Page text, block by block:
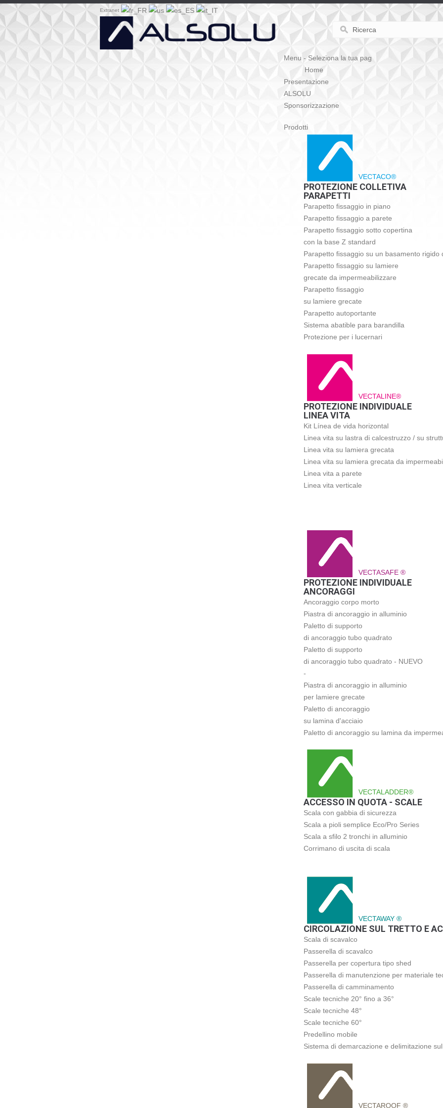
Extranet
Menu - Seleziona la tua pag
Home
Presentazione
ALSOLU
Sponsorizzazione
Prodotti
VECTACO®
PROTEZIONE COLLETIVA
PARAPETTI
Parapetto fissaggio in piano
Parapetto fissaggio a parete
Parapetto fissaggio sotto copertina
con la base Z standard
Parapetto fissaggio su un basamento
Parapetto fissaggio su lamiere
grecate da impermeabilizzare
Parapetto fissaggio
su lamiere grecate
Parapetto autoportante
Sistema abatible para barandilla
Protezione per i lucernari
VECTALINE®
PROTEZIONE INDIVIDUALE
LINEA VITA
Kit Línea de vida horizontal
Linea vita su lastra di calcestruzzo / su
Linea vita su lamiera grecata
Linea vita su lamiera grecata da
Linea vita a parete
Linea vita verticale
VECTASAFE ®
PROTEZIONE INDIVIDUALE
ANCORAGGI
Ancoraggio corpo morto
Piastra di ancoraggio in alluminio
Paletto di supporto
di ancoraggio tubo quadrato
Paletto di supporto
di ancoraggio tubo quadrato - NUEVO
-
Piastra di ancoraggio in alluminio
per lamiere grecate
Paletto di ancoraggio
su lamina d'acciaio
Paletto di ancoraggio su lamina da
VECTALADDER®
ACCESSO IN QUOTA - SCALE
Scala con gabbia di sicurezza
Scala a pioli semplice Eco/Pro Series
Scala a sfilo 2 tronchi in alluminio
Corrimano di uscita di scala
VECTAWAY ®
CIRCOLAZIONE SUL TRETTO E
Scala di scavalco
Passerella di scavalco
Passerella per copertura tipo shed
Passerella di manutenzione per materiale
Passerella di camminamento
Scale tecniche 20° fino a 36°
Scale tecniche 48°
Scale tecniche 60°
Predellino mobile
Sistema di demarcazione e delimitazione
VECTAROOF ®